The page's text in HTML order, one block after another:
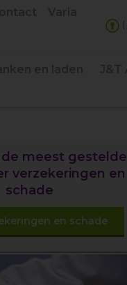
de meest gestelde
verzekeringen en
schade
en schade